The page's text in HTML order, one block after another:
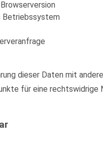
Betriebssystem
dieser Daten mit
für eine rechtswidrige